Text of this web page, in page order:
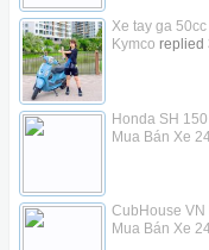
Xe tay ga
Kymco replied
Honda SH
Mua Bán Xe
CubHouse VN
Mua Bán Xe